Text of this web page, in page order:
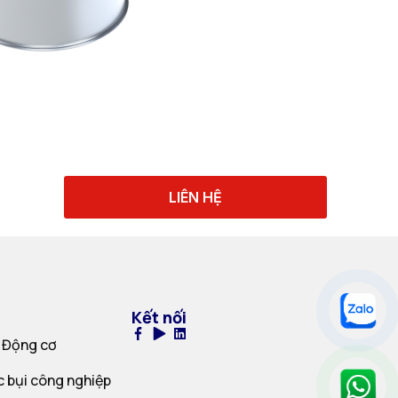
LIÊN HỆ
cơ
bụi công nghiệp
Kết nối